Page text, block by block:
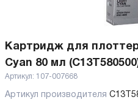
Картридж для
Cyan 80 мл
Артикул: 107-007668
Артикул производителя